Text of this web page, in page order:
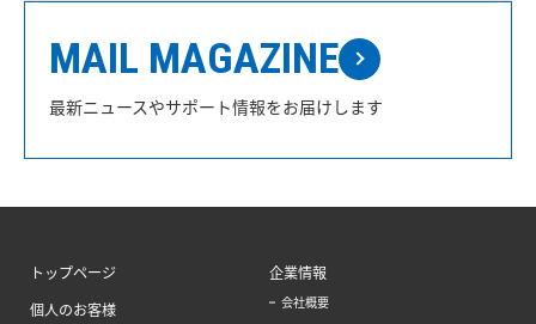
MAIL MAGAZINE
最新ニュースやサポート情報をお届けします
トップページ
個人のお客様
企業情報
会社概要